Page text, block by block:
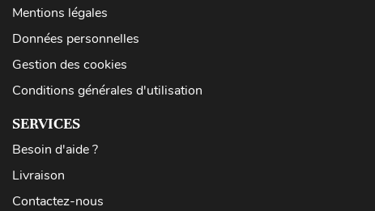
Mentions légales
Données personnelles
Gestion des cookies
Conditions générales d'utilisation
SERVICES
Besoin d'aide ?
Livraison
Contactez-nous